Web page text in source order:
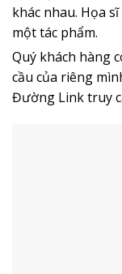
khác nhau. Họa
một tác phẩm.
Quý khách hàng
cầu của riêng
Đường Link truy